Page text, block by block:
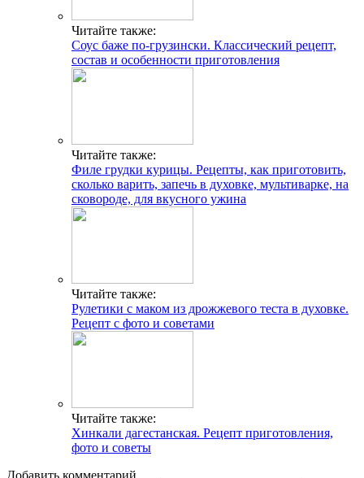
Читайте также:
Соус баже по-грузински. Классический рецепт,
состав и особенности приготовления
Читайте также:
Филе грудки курицы. Рецепты, как приготовить,
сколько варить, запечь в духовке, мультиварке, на
сковороде, для вкусного ужина
Читайте также:
Рулетики с маком из дрожжевого теста в духовке.
Рецепт с фото и советами
Читайте также:
Хинкали дагестанская. Рецепт приготовления,
фото и советы